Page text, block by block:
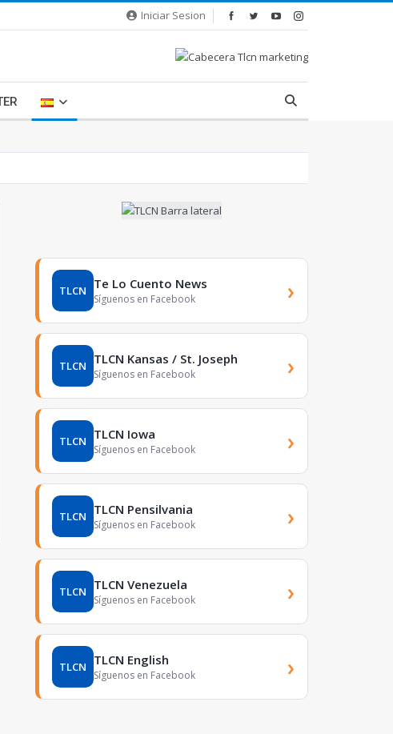
Iniciar Sesion
TLCN Te Lo Cuento News
Síguenos en Facebook ›
TLCN TLCN Kansas / St. Joseph
Síguenos en Facebook ›
TLCN TLCN Iowa
Síguenos en Facebook ›
TLCN TLCN Pensilvania
Síguenos en Facebook ›
TLCN TLCN Venezuela
Síguenos en Facebook ›
TLCN TLCN English
Síguenos en Facebook ›